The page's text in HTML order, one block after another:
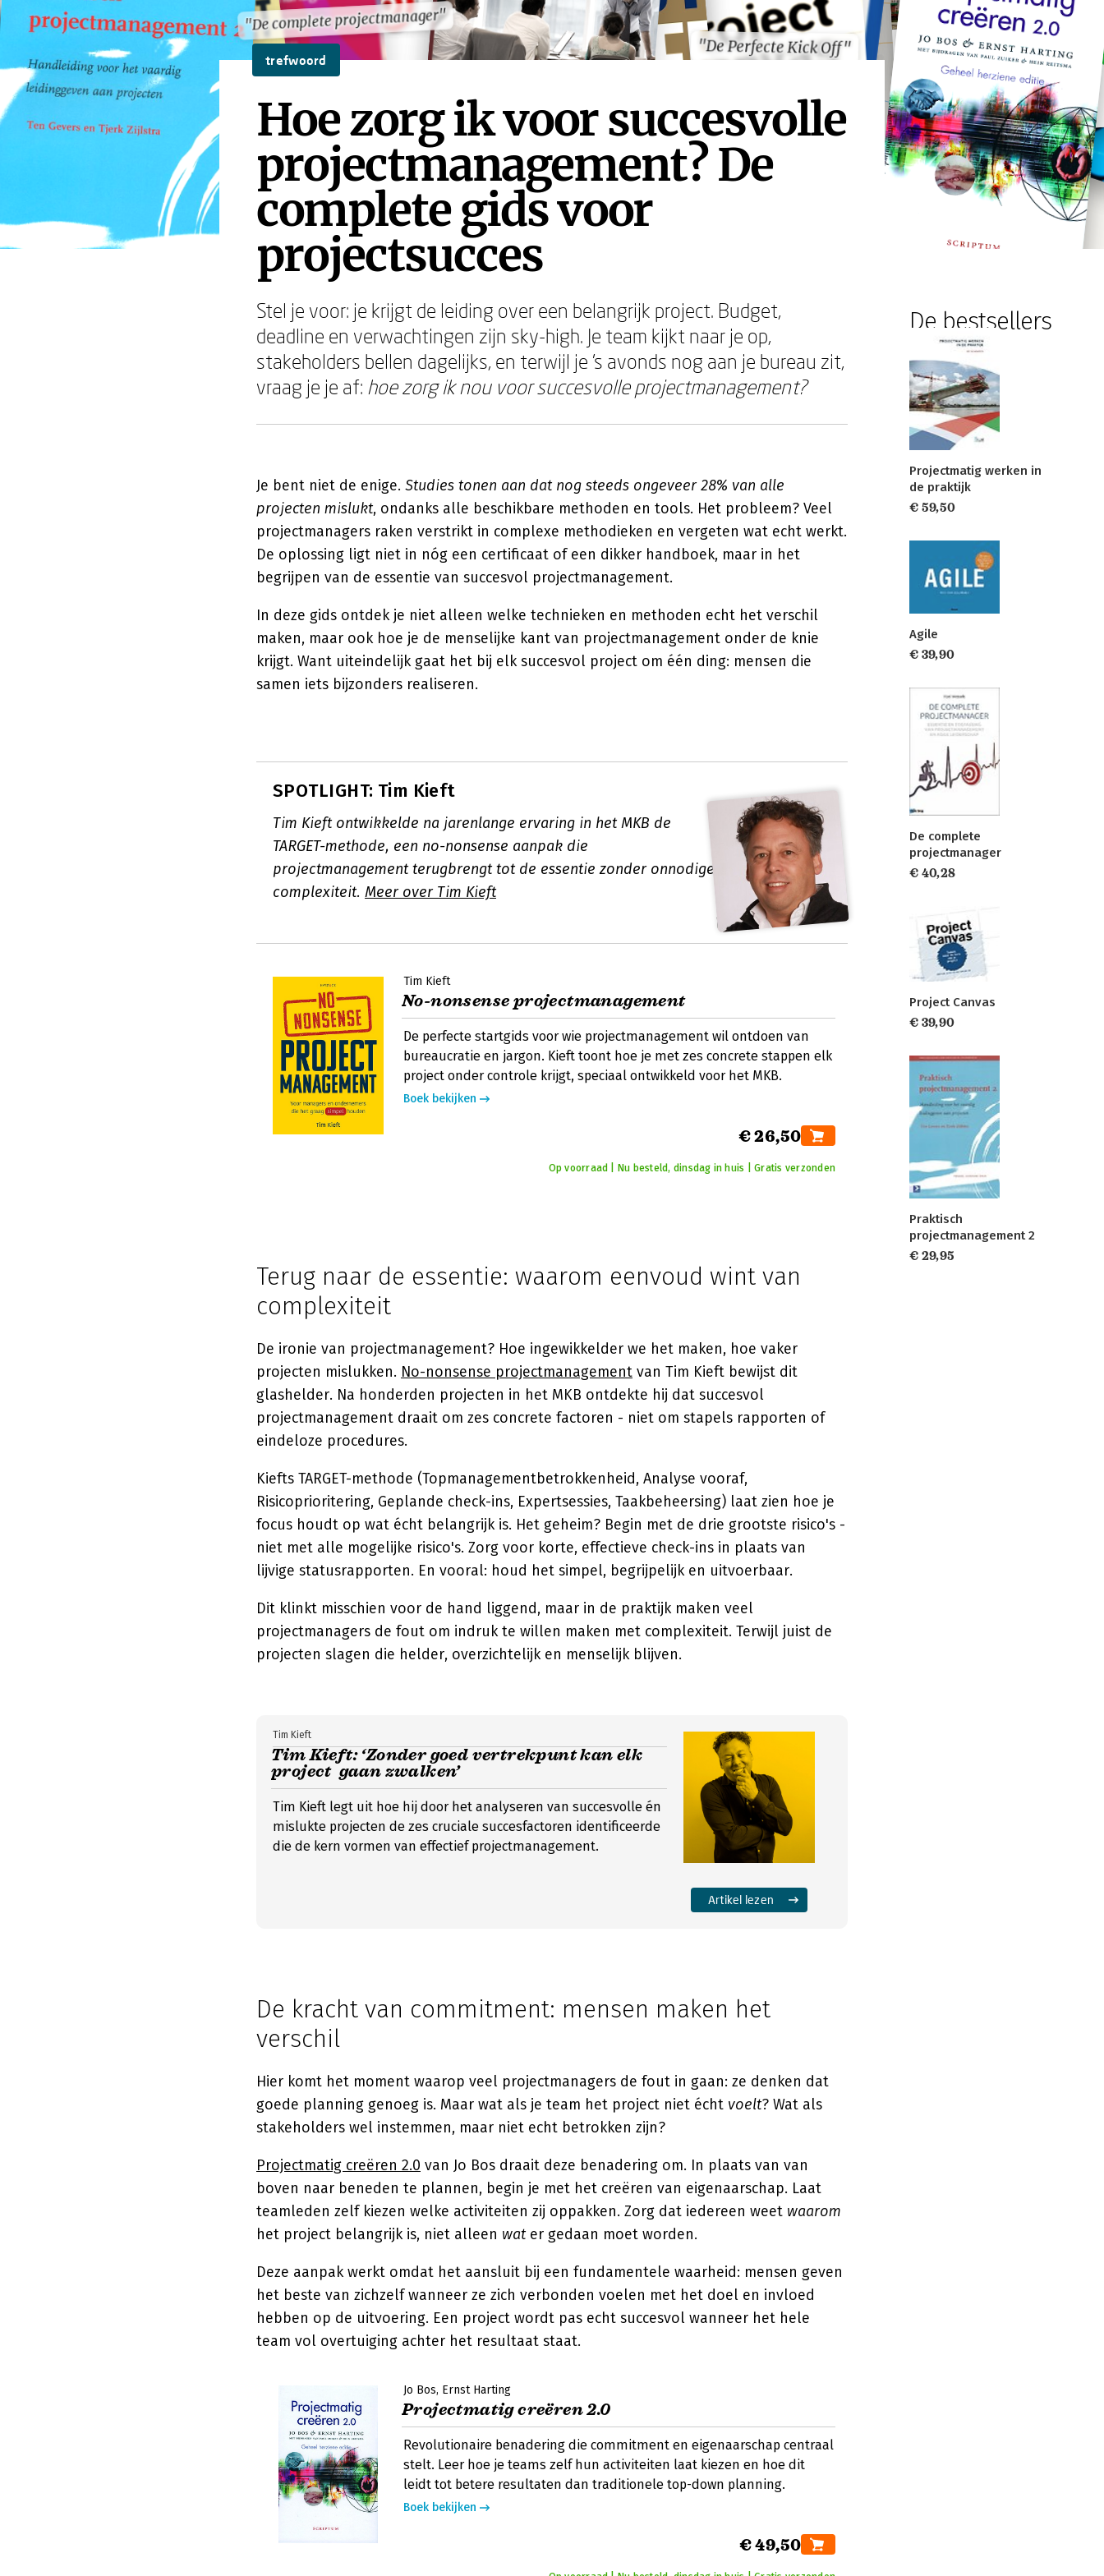
"De complete projectmanager"
"De Perfecte Kick Off"
"De complete projectmanager"
"De Perfecte Kick Off"
trefwoord
Hoe zorg ik voor succesvolle
projectmanagement? De
complete gids voor
projectsucces
Stel je voor: je krijgt de leiding over een belangrijk project. Budget,
deadline en verwachtingen zijn sky-high. Je team kijkt naar je op,
stakeholders bellen dagelijks, en terwijl je 's avonds nog aan je bureau zit,
vraag je je af: hoe zorg ik nou voor succesvolle projectmanagement?
Je bent niet de enige. Studies tonen aan dat nog steeds ongeveer 28% van alle
projecten mislukt, ondanks alle beschikbare methoden en tools. Het probleem? Veel
projectmanagers raken verstrikt in complexe methodieken en vergeten wat echt werkt.
De oplossing ligt niet in nóg een certificaat of een dikker handboek, maar in het
begrijpen van de essentie van succesvol projectmanagement.
In deze gids ontdek je niet alleen welke technieken en methoden echt het verschil
maken, maar ook hoe je de menselijke kant van projectmanagement onder de knie
krijgt. Want uiteindelijk gaat het bij elk succesvol project om één ding: mensen die
samen iets bijzonders realiseren.
SPOTLIGHT: Tim Kieft
Tim Kieft ontwikkelde na jarenlange ervaring in het MKB de
TARGET-methode, een no-nonsense aanpak die
projectmanagement terugbrengt tot de essentie zonder onnodige
complexiteit. Meer over Tim Kieft
Tim Kieft
No-nonsense projectmanagement
De perfecte startgids voor wie projectmanagement wil ontdoen van
bureaucratie en jargon. Kieft toont hoe je met zes concrete stappen elk
project onder controle krijgt, speciaal ontwikkeld voor het MKB.
Boek bekijken
€ 26,50
Op voorraad | Nu besteld, dinsdag in huis | Gratis verzonden
Terug naar de essentie: waarom eenvoud wint van
complexiteit
De ironie van projectmanagement? Hoe ingewikkelder we het maken, hoe vaker
projecten mislukken. No-nonsense projectmanagement van Tim Kieft bewijst dit
glashelder. Na honderden projecten in het MKB ontdekte hij dat succesvol
projectmanagement draait om zes concrete factoren - niet om stapels rapporten of
eindeloze procedures.
Kiefts TARGET-methode (Topmanagementbetrokkenheid, Analyse vooraf,
Risicoprioritering, Geplande check-ins, Expertsessies, Taakbeheersing) laat zien hoe je
focus houdt op wat écht belangrijk is. Het geheim? Begin met de drie grootste risico's -
niet met alle mogelijke risico's. Zorg voor korte, effectieve check-ins in plaats van
lijvige statusrapporten. En vooral: houd het simpel, begrijpelijk en uitvoerbaar.
Dit klinkt misschien voor de hand liggend, maar in de praktijk maken veel
projectmanagers de fout om indruk te willen maken met complexiteit. Terwijl juist de
projecten slagen die helder, overzichtelijk en menselijk blijven.
Tim Kieft: ‘Zonder goed vertrekpunt kan elk
project gaan zwalken’
Tim Kieft
Tim Kieft legt uit hoe hij door het analyseren van succesvolle én
mislukte projecten de zes cruciale succesfactoren identificeerde
die de kern vormen van effectief projectmanagement.
Artikel lezen
De kracht van commitment: mensen maken het
verschil
Hier komt het moment waarop veel projectmanagers de fout in gaan: ze denken dat
goede planning genoeg is. Maar wat als je team het project niet écht voelt? Wat als
stakeholders wel instemmen, maar niet echt betrokken zijn?
Projectmatig creëren 2.0 van Jo Bos draait deze benadering om. In plaats van van
boven naar beneden te plannen, begin je met het creëren van eigenaarschap. Laat
teamleden zelf kiezen welke activiteiten zij oppakken. Zorg dat iedereen weet waarom
het project belangrijk is, niet alleen water gedaan moet worden.
Deze aanpak werkt omdat het aansluit bij een fundamentele waarheid: mensen geven
het beste van zichzelf wanneer ze zich verbonden voelen met het doel en invloed
hebben op de uitvoering. Een project wordt pas echt succesvol wanneer het hele
team vol overtuiging achter het resultaat staat.
Jo Bos Ernst Harting
Projectmatig creëren 2.0
Revolutionaire benadering die commitment en eigenaarschap centraal
stelt. Leer hoe je teams zelf hun activiteiten laat kiezen en hoe dit
leidt tot betere resultaten dan traditionele top-down planning.
Boek bekijken
€ 49,50
De bestsellers
Projectmatig werken in
de praktijk
€ 59,50
Agile
€ 39,90
De complete
projectmanager
€ 40,28
Project Canvas
€ 39,90
Praktisch
projectmanagement 2
€ 29,95